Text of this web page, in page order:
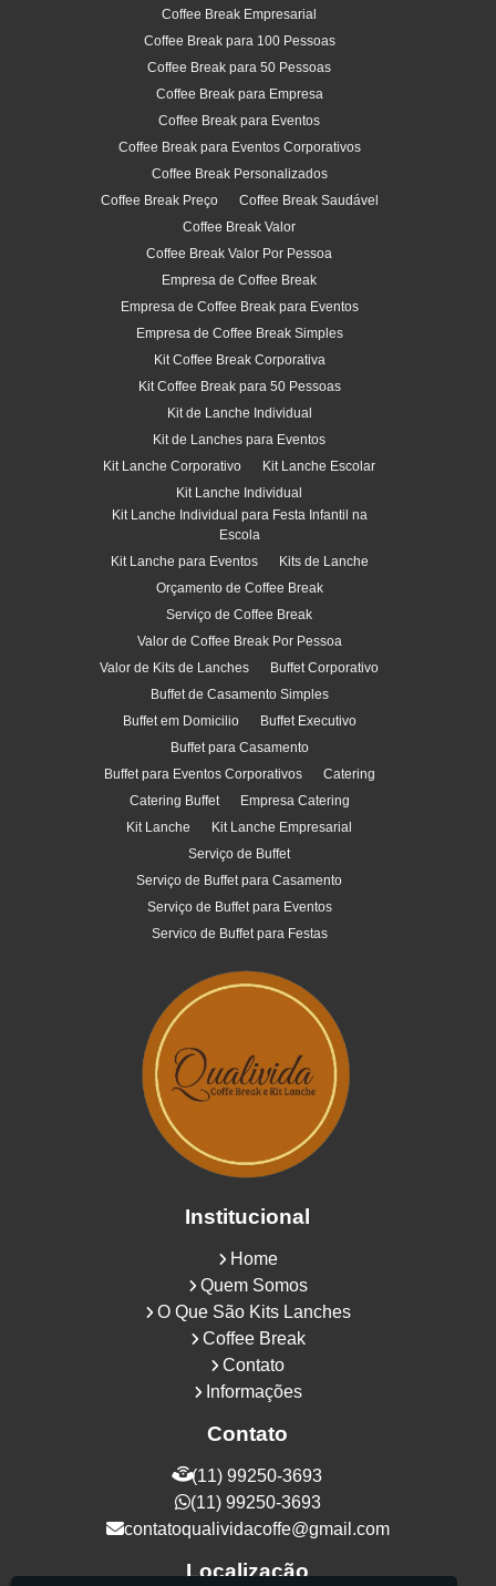
Coffee Break Empresarial
Coffee Break para 100 Pessoas
Coffee Break para 50 Pessoas
Coffee Break para Empresa
Coffee Break para Eventos
Coffee Break para Eventos Corporativos
Coffee Break Personalizados
Coffee Break Preço
Coffee Break Saudável
Coffee Break Valor
Coffee Break Valor Por Pessoa
Empresa de Coffee Break
Empresa de Coffee Break para Eventos
Empresa de Coffee Break Simples
Kit Coffee Break Corporativa
Kit Coffee Break para 50 Pessoas
Kit de Lanche Individual
Kit de Lanches para Eventos
Kit Lanche Corporativo
Kit Lanche Escolar
Kit Lanche Individual
Kit Lanche Individual para Festa Infantil na
Escola
Kit Lanche para Eventos
Kits de Lanche
Orçamento de Coffee Break
Serviço de Coffee Break
Valor de Coffee Break Por Pessoa
Valor de Kits de Lanches
Buffet Corporativo
Buffet de Casamento Simples
Buffet em Domicilio
Buffet Executivo
Buffet para Casamento
Buffet para Eventos Corporativos
Catering
Catering Buffet
Empresa Catering
Kit Lanche
Kit Lanche Empresarial
Serviço de Buffet
Serviço de Buffet para Casamento
Serviço de Buffet para Eventos
Servico de Buffet para Festas
Institucional
Home
Quem Somos
O Que São Kits Lanches
Coffee Break
Contato
Informações
Contato
(11) 99250-3693
(11) 99250-3693
contatoqualividacoffe@gmail.com
Localização